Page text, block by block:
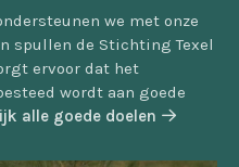
we met onze
spullen de Stichting Texel
ervoor dat het
wordt aan goede
alle goede doelen